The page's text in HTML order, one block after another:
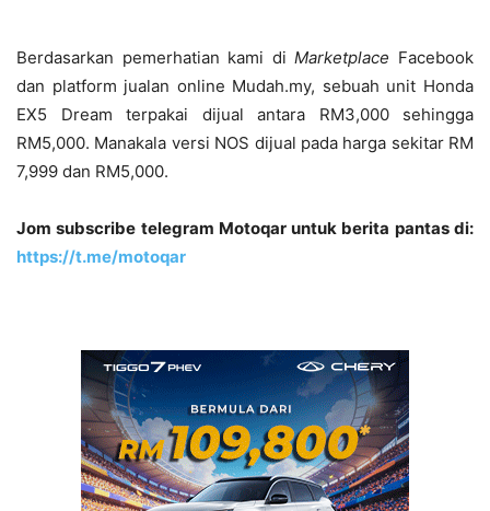
Berdasarkan pemerhatian kami diMarketplace Facebook
dan platform jualan online Mudah.my, sebuah unit Honda
EX5 Dream terpakai dijual antara RM3,000 sehingga
RM5,000. Manakala versi NOS dijual pada harga sekitar RM
7,999 dan RM5,000.
Jom subscribe telegram Motoqar untuk berita pantas di:
https://t.me/motoqar